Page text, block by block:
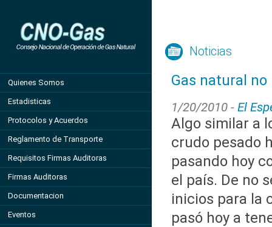
Quienes Somos
Estadisticas
Protocolos y Acuerdos
Reglamento de Transporte
Requisitos Firmas Auditoras
Firmas Auditoras
Documentacion
Eventos
Noticias
Gas natural no
1/20/2010 - El
Algo similar a
crudo pesado
pasando hoy
el país. De no
inicios para la
pasó hoy a